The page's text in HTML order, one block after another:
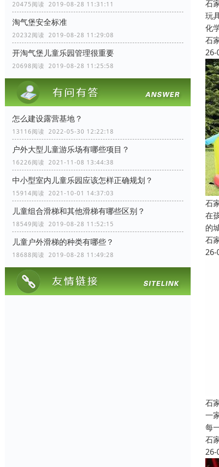
20475阅读 2019-08-28 11:31:11
淘气堡安全标准
20232阅读 2019-08-28 11:29:08
开淘气堡儿童乐园管理很重要
20698阅读 2019-08-28 11:25:58
怎么建设露营基地？
13116阅读 2022-05-30 12:22:18
户外大型儿童游乐场有哪些项目？
16226阅读 2021-11-08 13:44:38
中小型室内儿童乐园应该怎样正确规划？
15914阅读 2021-10-01 14:37:03
儿童组合滑梯和其他滑梯有哪些区别？
18549阅读 2019-08-28 11:52:15
儿童户外滑梯的种类有哪些？
18688阅读 2019-08-28 11:49:28
石
玩
化
石
26-
石
在
的
石
26-
石
一
每
石
26-